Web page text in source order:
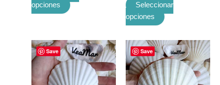
opciones
Seleccionar
opciones
Save
Rango
de
precios:
desde
€11.48
Este
producto
tiene
múltiples
Save
Rango
de
precios:
desde
€23.21
Este
producto
tiene
múltiples